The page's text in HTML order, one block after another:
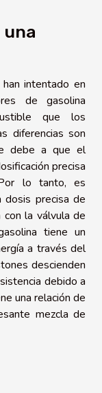
una
intentado en
de gasolina
que los
diferencias son
debe a que el
precisa
lo tanto, es
precisa de
la válvula de
tiene un
a través del
descienden
debido a
una relación de
mezcla de